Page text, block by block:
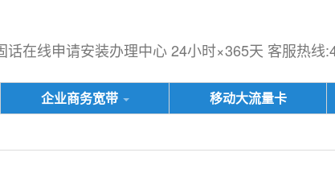
话在线申请安装办理中心 24小时×365天 客服热线
企业商务宽带 移动大流量卡